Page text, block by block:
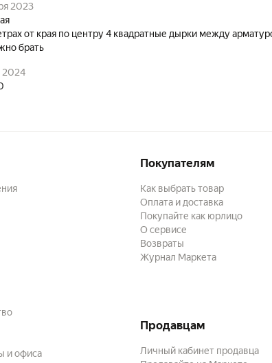
2023
от края по центру 4 квадратные дырки между
В целом можно брать
2024
и офиса
Покупателям
Как выбрать товар
Оплата и доставка
Покупайте как юрлицо
О сервисе
Возвраты
Журнал Маркета
Продавцам
Личный кабинет продавца